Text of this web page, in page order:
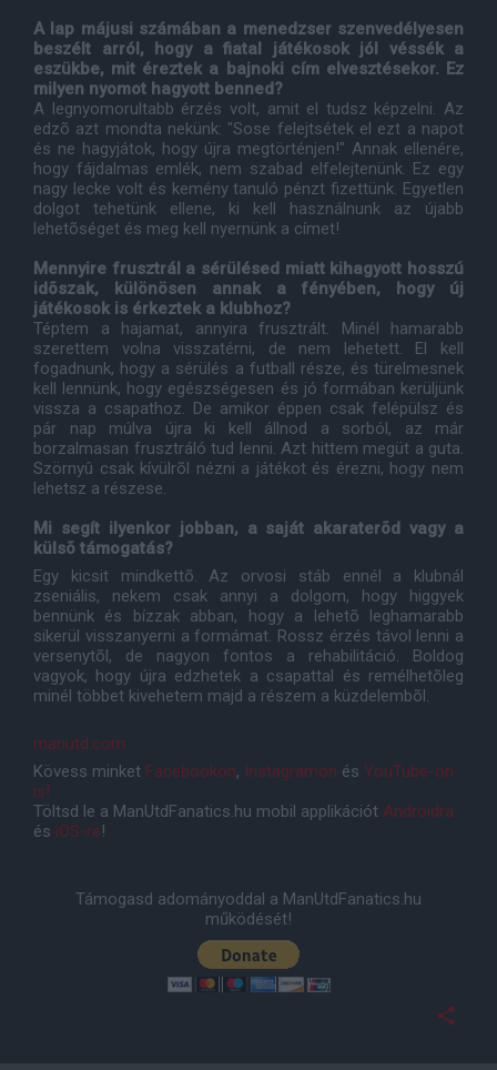
A lap májusi számában a menedzser szenvedélyesen
beszélt arról, hogy a fiatal játékosok jól véssék a
eszükbe, mit éreztek a bajnoki cím elvesztésekor. Ez
milyen nyomot hagyott benned?
A legnyomorultabb érzés volt, amit el tudsz képzelni. Az
edzõ azt mondta nekünk: "Sose felejtsétek el ezt a napot
és ne hagyjátok, hogy újra megtörténjen!" Annak ellenére,
hogy fájdalmas emlék, nem szabad elfelejtenünk. Ez egy
nagy lecke volt és kemény tanuló pénzt fizettünk. Egyetlen
dolgot tehetünk ellene, ki kell használnunk az újabb
lehetõséget és meg kell nyernünk a címet!
Mennyire frusztrál a sérülésed miatt kihagyott hosszú
idõszak, különösen annak a fényében, hogy új
játékosok is érkeztek a klubhoz?
Téptem a hajamat, annyira frusztrált. Minél hamarabb
szerettem volna visszatérni, de nem lehetett. El kell
fogadnunk, hogy a sérülés a futball része, és türelmesnek
kell lennünk, hogy egészségesen és jó formában kerüljünk
vissza a csapathoz. De amikor éppen csak felépülsz és
pár nap múlva újra ki kell állnod a sorból, az már
borzalmasan frusztráló tud lenni. Azt hittem megüt a guta.
Szörnyû csak kívülrõl nézni a játékot és érezni, hogy nem
lehetsz a részese.
Mi segít ilyenkor jobban, a saját akaraterõd vagy a
külsõ támogatás?
Egy kicsit mindkettõ. Az orvosi stáb ennél a klubnál
zseniális, nekem csak annyi a dolgom, hogy higgyek
bennünk és bízzak abban, hogy a lehetõ leghamarabb
sikerül visszanyerni a formámat. Rossz érzés távol lenni a
versenytõl, de nagyon fontos a rehabilitáció. Boldog
vagyok, hogy újra edzhetek a csapattal és remélhetõleg
minél többet kivehetem majd a részem a küzdelembõl.
manutd.com
Kövess minket Facebookon, Instagramon és YouTube-on
is!
Töltsd le a ManUtdFanatics.hu mobil applikációt Androidra
és iOS-re!
Támogasd adományoddal a ManUtdFanatics.hu
működését!